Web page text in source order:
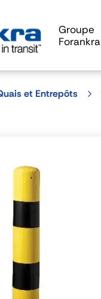
Groupe
Forankra
et Entrepôts